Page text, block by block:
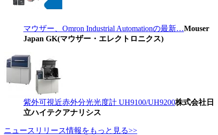
マウザー、Omron Industrial Automationの最新…Mouser
Japan GK(マウザー・エレクトロニクス)
紫外可視近赤外分光光度計 UH9100/UH9200株式会社日
立ハイテクアナリシス
ニュースリリース情報をもっと見る>>